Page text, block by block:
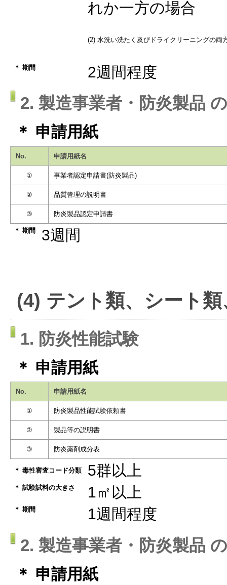
れか一方の場合
(2) 水洗い洗たく及びドライクリーニングの両
＊ 期間 2週間程度
2. 製造事業者・防炎製品
＊ 申請用紙
No. 申請用紙名
① 事業者認定申請書(防炎製品)
② 品質管理の説明書
③ 防炎製品認定申請書
＊ 期間 3週間
(4) テント類、シート類
1. 防炎性能試験
＊ 申請用紙
No. 申請用紙名
① 防炎製品性能試験依頼書
② 製品等の説明書
③ 防炎薬剤成分表
＊ 毒性審査コード分類 5群以上
＊ 試験試料の大きさ 1㎡以上
＊ 期間 1週間程度
2. 製造事業者・防炎製品
＊ 申請用紙